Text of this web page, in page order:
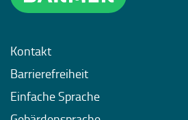
Kontakt
Barrierefreiheit
Einfache Sprache